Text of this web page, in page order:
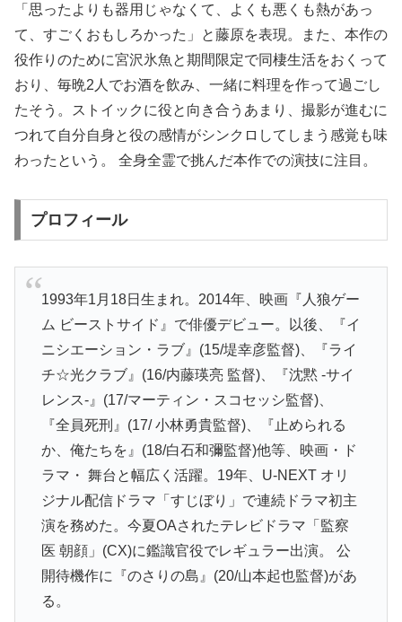
「思ったよりも器用じゃなくて、よくも悪くも熱があっ
て、すごくおもしろかった」と藤原を表現。また、本作の
役作りのために宮沢氷魚と期間限定で同棲生活をおくって
おり、毎晩2人でお酒を飲み、一緒に料理を作って過ごし
たそう。ストイックに役と向き合うあまり、撮影が進むに
つれて自分自身と役の感情がシンクロしてしまう感覚も味
わったという。 全身全霊で挑んだ本作での演技に注目。
プロフィール
1993年1月18日生まれ。2014年、映画『人狼ゲー
ム ビーストサイド』で俳優デビュー。以後、『イ
ニシエーション・ラブ』(15/堤幸彦監督)、『ライ
チ☆光クラブ』(16/内藤瑛亮 監督)、『沈黙 -サイ
レンス-』(17/マーティン・スコセッシ監督)、
『全員死刑』(17/ 小林勇貴監督)、『止められる
か、俺たちを』(18/白石和彌監督)他等、映画・ド
ラマ・ 舞台と幅広く活躍。19年、U-NEXT オリ
ジナル配信ドラマ「すじぼり」で連続ドラマ初主
演を務めた。今夏OAされたテレビドラマ「監察
医 朝顔」(CX)に鑑識官役でレギュラー出演。 公
開待機作に『のさりの島』(20/山本起也監督)があ
る。